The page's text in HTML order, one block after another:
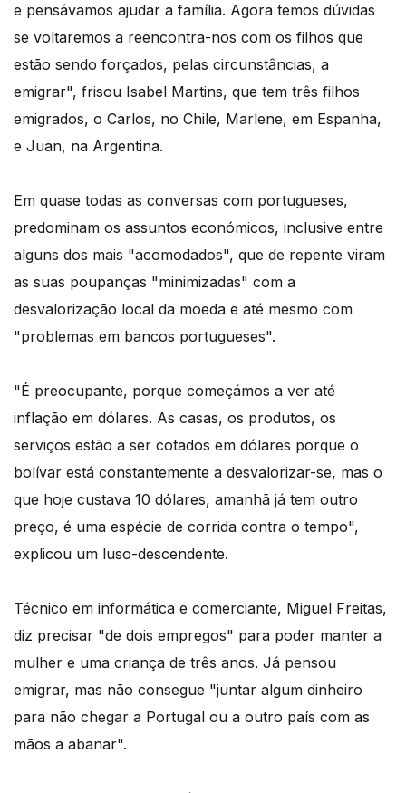
e pensávamos ajudar a família. Agora temos dúvidas
se voltaremos a reencontra-nos com os filhos que
estão sendo forçados, pelas circunstâncias, a
emigrar", frisou Isabel Martins, que tem três filhos
emigrados, o Carlos, no Chile, Marlene, em Espanha,
e Juan, na Argentina.
Em quase todas as conversas com portugueses,
predominam os assuntos económicos, inclusive entre
alguns dos mais "acomodados", que de repente viram
as suas poupanças "minimizadas" com a
desvalorização local da moeda e até mesmo com
"problemas em bancos portugueses".
"É preocupante, porque começámos a ver até
inflação em dólares. As casas, os produtos, os
serviços estão a ser cotados em dólares porque o
bolívar está constantemente a desvalorizar-se, mas o
que hoje custava 10 dólares, amanhã já tem outro
preço, é uma espécie de corrida contra o tempo",
explicou um luso-descendente.
Técnico em informática e comerciante, Miguel Freitas,
diz precisar "de dois empregos" para poder manter a
mulher e uma criança de três anos. Já pensou
emigrar, mas não consegue "juntar algum dinheiro
para não chegar a Portugal ou a outro país com as
mãos a abanar".